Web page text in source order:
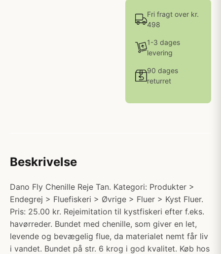
Fri fragt over kr.
498
1-3 dages
levering
90 dages
returret
Beskrivelse
Dano Fly Chenille Reje Tan. Kategori: Produkter >
Endegrej > Fluefiskeri > Øvrige > Fluer > Kyst Fluer.
Pris: 25.00 kr. Rejeimitation til kystfiskeri efter f.eks.
havørreder. Bundet med chenille, som giver en let,
levende og bevægelig flue, da materialet nemt får liv
i vandet. Bundet på str. 6 krog i god kvalitet. Køb hos